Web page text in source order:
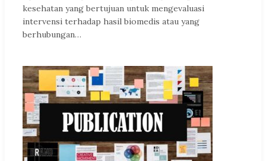
kesehatan yang bertujuan untuk mengevaluasi
intervensi terhadap hasil biomedis atau yang
berhubungan…